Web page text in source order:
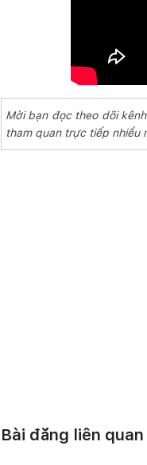
Mời bạn đọc theo dõi kênh
tham quan trực tiếp nhiều
Bài đăng liên quan